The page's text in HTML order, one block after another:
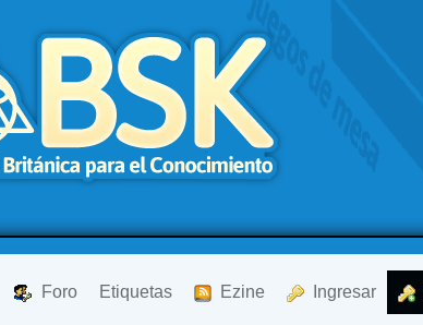
Foro Etiquetas Ezine Ingresar